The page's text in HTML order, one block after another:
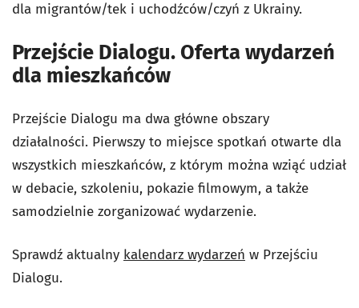
dla migrantów/tek i uchodźców/czyń z Ukrainy.
Przejście Dialogu. Oferta wydarzeń
dla mieszkańców
Przejście Dialogu ma dwa główne obszary
działalności. Pierwszy to miejsce spotkań otwarte dla
wszystkich mieszkańców, z którym można wziąć udział
w debacie, szkoleniu, pokazie filmowym, a także
samodzielnie zorganizować wydarzenie.
Sprawdź aktualny kalendarz wydarzeń w Przejściu
Dialogu.